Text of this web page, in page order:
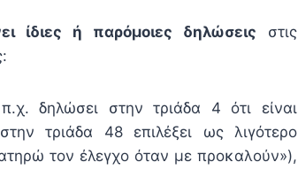
ίδιες ή παρόμοιες δηλώσεις στις
δηλώσει στην τριάδα 4 ότι είναι
τριάδα 48 επιλέξει ως λιγότερο
τον έλεγχο όταν με προκαλούν»),